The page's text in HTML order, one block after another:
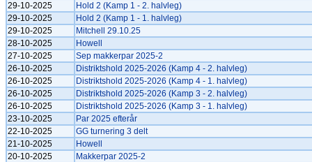
29-10-2025
Hold 2 (Kamp 1 - 2. halvleg)
29-10-2025
Hold 2 (Kamp 1 - 1. halvleg)
29-10-2025
Mitchell 29.10.25
28-10-2025
Howell
27-10-2025
Sep makkerpar 2025-2
26-10-2025
Distriktshold 2025-2026 (Kamp 4 - 2. halvleg)
26-10-2025
Distriktshold 2025-2026 (Kamp 4 - 1. halvleg)
26-10-2025
Distriktshold 2025-2026 (Kamp 3 - 2. halvleg)
26-10-2025
Distriktshold 2025-2026 (Kamp 3 - 1. halvleg)
23-10-2025
Par 2025 efterår
22-10-2025
GG turnering 3 delt
21-10-2025
Howell
20-10-2025
Makkerpar 2025-2